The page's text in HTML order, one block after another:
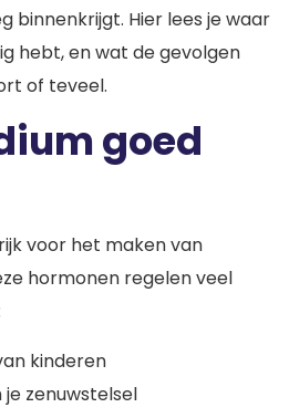
binnenkrijgt. Hier lees je waar
hebt, en wat de gevolgen
of teveel.
goed
voor het maken van
hormonen regelen veel
kinderen
zenuwstelsel